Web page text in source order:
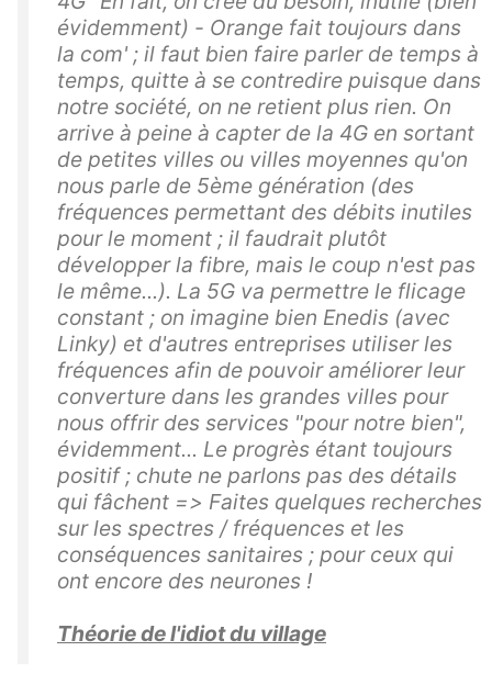
évidemment) - Orange fait toujours dans
la com' ; il faut bien faire parler de temps à
temps, quitte à se contredire puisque dans
notre société, on ne retient plus rien. On
arrive à peine à capter de la 4G en sortant
de petites villes ou villes moyennes qu'on
nous parle de 5ème génération (des
fréquences permettant des débits inutiles
pour le moment ; il faudrait plutôt
développer la fibre, mais le coup n'est pas
le même...). La 5G va permettre le flicage
constant ; on imagine bien Enedis (avec
Linky) et d'autres entreprises utiliser les
fréquences afin de pouvoir améliorer leur
converture dans les grandes villes pour
nous offrir des services "pour notre bien",
évidemment... Le progrès étant toujours
positif ; chute ne parlons pas des détails
qui fâchent => Faites quelques recherches
sur les spectres / fréquences et les
conséquences sanitaires ; pour ceux qui
ont encore des neurones !
Théorie de l'idiot du village